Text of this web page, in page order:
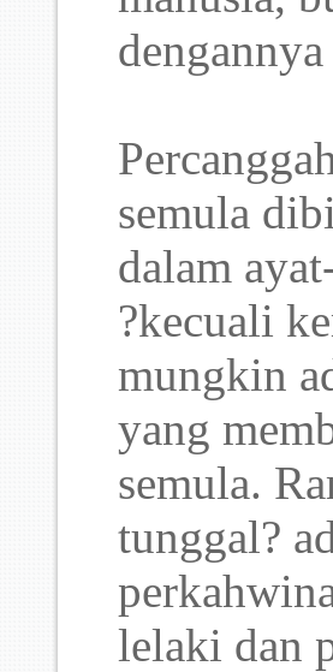
semula
dalam
?kecuali
mungkin
yang
semula.
tunggal?
lelaki dan